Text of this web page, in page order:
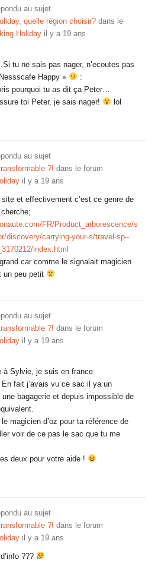
au sujet
quelle région choisir? dans le
Holiday il y a 19 ans
tu ne sais pas nager, n’ecoutes pas
Happy »
:
pourquoi tu as dit ça Peter…
toi Peter, je sais nager!
lol
au sujet
?! dans le forum
il y a 19 ans
site et effectivement c’est ce genre de
FR/Product_arborescence/s
discovery/carrying-your-s/travel-sp–
index.html
car comme le signalait magicien
un peu petit
au sujet
?! dans le forum
il y a 19 ans
à Sylvie, je suis en france
fait j’avais vu ce sac il ya un
bagagerie et depuis impossible de
magicien d’oz pour ta référence de
voir de ce pas le sac que tu me
deux pour votre aide !
au sujet
?! dans le forum
il y a 19 ans
???